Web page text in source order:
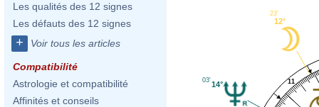
Les qualités des 12 signes
Les défauts des 12 signes
+ Voir tous les articles
Compatibilité
Astrologie et compatibilité
Affinités et conseils
11
12°
23'
14°
03'